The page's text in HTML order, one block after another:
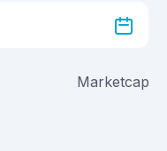
Marketcap